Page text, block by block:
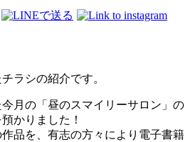
ラシの紹介です。
月の「昼のスマイリーサロン」の
かりました！
品を、有志の方々により電子書籍